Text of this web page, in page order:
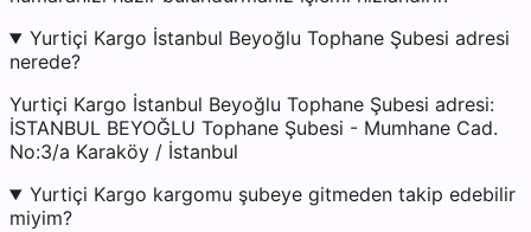
Yurtiçi Kargo İstanbul Beyoğlu Tophane Şubesi adresi
nerede?
Yurtiçi Kargo İstanbul Beyoğlu Tophane Şubesi adresi:
İSTANBUL BEYOĞLU Tophane Şubesi - Mumhane Cad.
No:3/a Karaköy / İstanbul
Yurtiçi Kargo kargomu şubeye gitmeden takip edebilir
miyim?